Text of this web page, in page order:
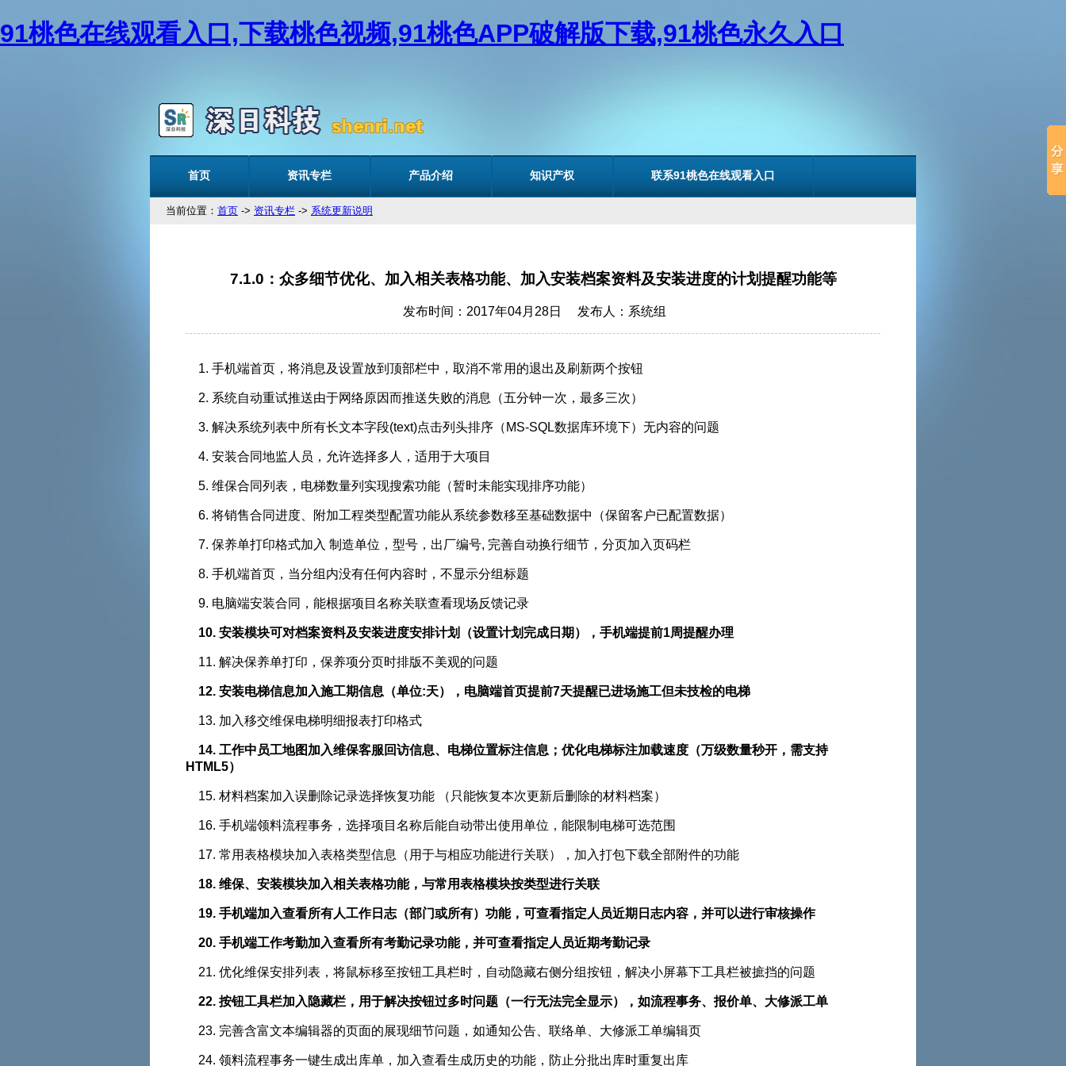
91桃色在线观看入口,下载桃色视频,91桃色APP破解版下载,91桃色永久入口
首页 资讯专栏 产品介绍 知识产权 联系91桃色在线观看入口
当前位置： 首页 -> 资讯专栏 -> 系统更新说明
7.1.0：众多细节优化、加入相关表格功能、加入安装档案资料及安装进度的计划提醒功能等
发布时间：2017年04月28日 发布人：系统组
1. 手机端首页，将消息及设置放到顶部栏中，取消不常用的退出及刷新两个按钮
2. 系统自动重试推送由于网络原因而推送失败的消息（五分钟一次，最多三次）
3. 解决系统列表中所有长文本字段(text)点击列头排序（MS-SQL数据库环境下）无内容的问题
4. 安装合同地监人员，允许选择多人，适用于大项目
5. 维保合同列表，电梯数量列实现搜索功能（暂时未能实现排序功能）
6. 将销售合同进度、附加工程类型配置功能从系统参数移至基础数据中（保留客户已配置数据）
7. 保养单打印格式加入 制造单位，型号，出厂编号, 完善自动换行细节，分页加入页码栏
8. 手机端首页，当分组内没有任何内容时，不显示分组标题
9. 电脑端安装合同，能根据项目名称关联查看现场反馈记录
10. 安装模块可对档案资料及安装进度安排计划（设置计划完成日期），手机端提前1周提醒办理
11. 解决保养单打印，保养项分页时排版不美观的问题
12. 安装电梯信息加入施工期信息（单位:天），电脑端首页提前7天提醒已进场施工但未技检的电梯
13. 加入移交维保电梯明细报表打印格式
14. 工作中员工地图加入维保客服回访信息、电梯位置标注信息；优化电梯标注加载速度（万级数量秒开，需支持
HTML5）
15. 材料档案加入误删除记录选择恢复功能 （只能恢复本次更新后删除的材料档案）
16. 手机端领料流程事务，选择项目名称后能自动带出使用单位，能限制电梯可选范围
17. 常用表格模块加入表格类型信息（用于与相应功能进行关联），加入打包下载全部附件的功能
18. 维保、安装模块加入相关表格功能，与常用表格模块按类型进行关联
19. 手机端加入查看所有人工作日志（部门或所有）功能，可查看指定人员近期日志内容，并可以进行审核操作
20. 手机端工作考勤加入查看所有考勤记录功能，并可查看指定人员近期考勤记录
21. 优化维保安排列表，将鼠标移至按钮工具栏时，自动隐藏右侧分组按钮，解决小屏幕下工具栏被摭挡的问题
22. 按钮工具栏加入隐藏栏，用于解决按钮过多时问题（一行无法完全显示），如流程事务、报价单、大修派工单
23. 完善含富文本编辑器的页面的展现细节问题，如通知公告、联络单、大修派工单编辑页
24. 领料流程事务一键生成出库单，加入查看生成历史的功能，防止分批出库时重复出库